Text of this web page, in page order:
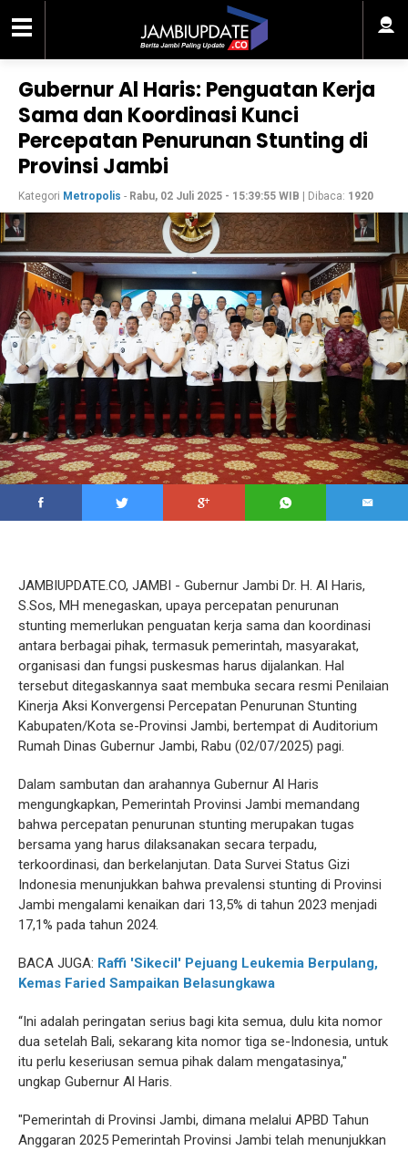
Gubernur Al Haris: Penguatan Kerja
Sama dan Koordinasi Kunci
Percepatan Penurunan Stunting di
Provinsi Jambi
Kategori Metropolis - Rabu, 02 Juli 2025 - 15:39:55 WIB | Dibaca: 1920
JAMBIUPDATE.CO, JAMBI - Gubernur Jambi Dr. H. Al Haris,
S.Sos, MH menegaskan, upaya percepatan penurunan
stunting memerlukan penguatan kerja sama dan koordinasi
antara berbagai pihak, termasuk pemerintah, masyarakat,
organisasi dan fungsi puskesmas harus dijalankan. Hal
tersebut ditegaskannya saat membuka secara resmi Penilaian
Kinerja Aksi Konvergensi Percepatan Penurunan Stunting
Kabupaten/Kota se-Provinsi Jambi, bertempat di Auditorium
Rumah Dinas Gubernur Jambi, Rabu (02/07/2025) pagi.
Dalam sambutan dan arahannya Gubernur Al Haris
mengungkapkan, Pemerintah Provinsi Jambi memandang
bahwa percepatan penurunan stunting merupakan tugas
bersama yang harus dilaksanakan secara terpadu,
terkoordinasi, dan berkelanjutan. Data Survei Status Gizi
Indonesia menunjukkan bahwa prevalensi stunting di Provinsi
Jambi mengalami kenaikan dari 13,5% di tahun 2023 menjadi
17,1% pada tahun 2024.
BACA JUGA: Raffi 'Sikecil' Pejuang Leukemia Berpulang,
Kemas Faried Sampaikan Belasungkawa
“Ini adalah peringatan serius bagi kita semua, dulu kita nomor
dua setelah Bali, sekarang kita nomor tiga se-Indonesia, untuk
itu perlu keseriusan semua pihak dalam mengatasinya,"
ungkap Gubernur Al Haris.
"Pemerintah di Provinsi Jambi, dimana melalui APBD Tahun
Anggaran 2025 Pemerintah Provinsi Jambi telah menunjukkan